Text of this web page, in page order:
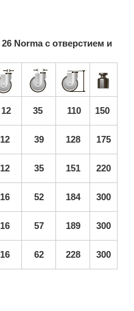
Norma с отверстием и
12 35 110 150
12 39 128 175
12 35 151 220
16 52 184 300
16 57 189 300
16 62 228 300